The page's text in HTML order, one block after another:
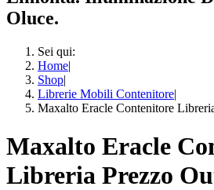
Oluce.
Sei qui:
Home|
Shop|
Librerie Mobili Contenitore|
Maxalto Eracle Contenitore
Maxalto Eracle
Libreria Prezzo